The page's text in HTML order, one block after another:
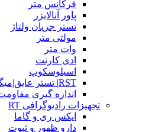
فرکانس متر
پاور آنالایزر
تستر جریان ولتاژ
مولتی متر
وات متر
ادی کارنت
اسیلوسکوپ
RST| تستر عایق|میگر | ارت سنج
اندازه گیری
تجهیزات رادیوگرافی RT
ایکس ری و گاما
دارو ظهور و ثبوت